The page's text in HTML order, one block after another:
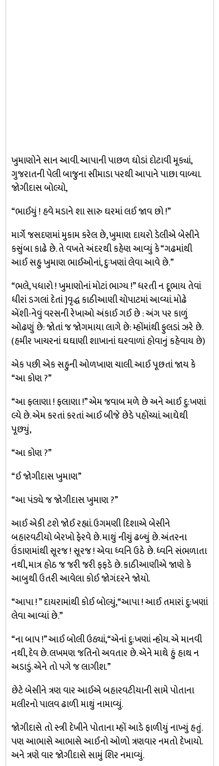
ખુમાણોને સાન આવી. આપાની પાછળ ઘોડાં દોટાવી મૂક્યાં,
ગુજરાતની પેલી બાજુના સીમાડા પરથી આપાને પાછા વાળ્યા.
જોગીદાસ બોલ્યો,
“ભાઈયું ! હવે મડાને શા સારુ ઘરમાં લઈ જાવ છો !”
માર્ગે જસદણમાં મુકામ કરેલ છે, ખુમાણ દાયરો ડેલીએ બેસીને
કસુંબા કાઢે છે. તે વખતે અંદરથી કહેણ આવ્યું કે “ગઢમાંથી
આઈ સહુ ખુમાણ ભાઈઓનાં, દુઃખણાં લેવા આવે છે.”
“ભલે, પધારો ! ખુમાણોનાં મોટાં ભાગ્ય !” ધરતી ન દૂભાય તેવાં
ધીરાં ડગલાં દેતાં ]વૃદ્ધ કાઠીઆણી ચોપાટમાં આવ્યાં. મોઢે
એંશી-નેવું વરસની રેખાઓ અંકાઈ ગઈ છે : અંગ પર કાળું
ઓઢણું છે: જોતાં જ જોગમાયા લાગે છે: મ્હોંમાંથી ફુલડાં ઝરે છે.
(હમીર ખાચરનાં ઘઘાણી શાખાનાં ઘરવાળાં હોવાનું કહેવાય છે)
એક પછી એક સહુની ઓળખાણ ચાલી. આઈ પૂછતાં જાય કે
“આ કોણ ?”
“આ ફલાણા ! ફલાણા !” એમ જવાબ મળે છે અને આઈ દુ:ખણાં
લ્યે છે. એમ કરતાં કરતાં આઈ બીજે છેડે પહોંચ્યાં. આઘેથી
પૂછ્યું,
“આ કોણ ?”
“ઈ જોગીદાસ ખુમાણ”
“આ પંડ્યે જ જોગીદાસ ખુમાણ ?”
આઈ એકી ટશે જોઈ રહ્યાં. ઉગમણી દિશાએ બેસીને
બહારવટીયો બેરખો ફેરવે છે. માથું નીચું ઢળ્યું છે. અંતરના
ઉંડાણમાંથી સૂરજ ! સૂરજ ! એવા ધ્વનિ ઉઠે છે. ધ્વનિ સંભળાતા
નથી, માત્ર હોઠ જ જરી જરી ફફડે છે. કાઠીઆણીએ જાણે કે
આબુથી ઉતરી આવેલા કોઈ જોગંદરને જોયો.
“આપા ! ” દાયરામાંથી કોઈ બોલ્યું, “આપા ! આઈ તમારાં દુ:ખણાં
લેવા આવ્યાં છે.”
“ના બાપ !” આઈ બોલી ઉઠ્યાં, “એનાં દુ:ખણાં ન્હોય. એ માનવી
નથી, દેવ છે. લખમણ જતિનો અવતાર છે. એને માથે હું હાથ ન
અડાડું. એને તો પગે જ લાગીશ.”
છેટે બેસીને ત્રણ વાર આઈએ બહારવટીયાની સામે પોતાના
મલીરનો પાલવ ઢાળી માથું નામાવ્યું.
જોગીદાસે તો સ્ત્રી દેખીને પોતાના મ્હોં આડે ફાળીયું નાખ્યું હતું.
પણ આભાસે આભાસે આઈનો ઓળો ત્રણવાર નમતો દેખાયો.
અને ત્રણે વાર જોગીદાસે સામું શિર નમાવ્યું.